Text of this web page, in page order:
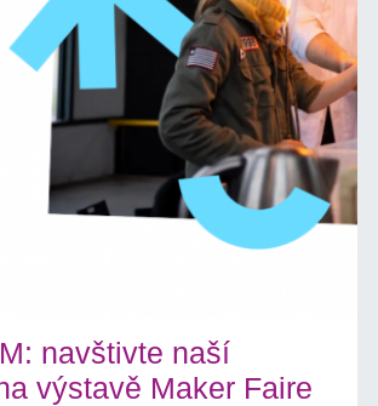
navštivte naší
výstavě Maker Faire